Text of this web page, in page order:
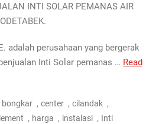
INTI SOLAR PEMANAS AIR
adalah perusahaan yang bergerak
Inti Solar pemanas … Read
bongkar , center , cilandak ,
, harga , instalasi , Inti